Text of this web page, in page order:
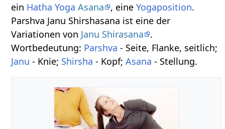
ein Hatha Yoga Asana , eineYogaposition.
Parshva Janu Shirshasana ist eine der
Variationen von Janu Shirasana
.
Wortbedeutung: Parshva - Seite, Flanke, seitlich;
Janu - Knie; Shirsha - Kopf;Asana - Stellung.